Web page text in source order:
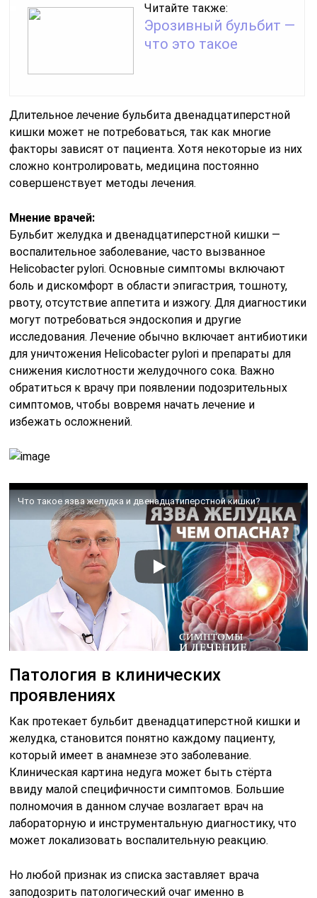
Читайте также:
Эрозивный бульбит —
что это такое
Длительное лечение бульбита двенадцатиперстной
кишки может не потребоваться, так как многие
факторы зависят от пациента. Хотя некоторые из них
сложно контролировать, медицина постоянно
совершенствует методы лечения.
Мнение врачей:
Бульбит желудка и двенадцатиперстной кишки —
воспалительное заболевание, часто вызванное
Helicobacter pylori. Основные симптомы включают
боль и дискомфорт в области эпигастрия, тошноту,
рвоту, отсутствие аппетита и изжогу. Для диагностики
могут потребоваться эндоскопия и другие
исследования. Лечение обычно включает антибиотики
для уничтожения Helicobacter pylori и препараты для
снижения кислотности желудочного сока. Важно
обратиться к врачу при появлении подозрительных
симптомов, чтобы вовремя начать лечение и
избежать осложнений.
Что такое язва желудка и двенадцатиперстной кишки?
Патология в клинических
проявлениях
Как протекает бульбит двенадцатиперстной кишки и
желудка, становится понятно каждому пациенту,
который имеет в анамнезе это заболевание.
Клиническая картина недуга может быть стёрта
ввиду малой специфичности симптомов. Большие
полномочия в данном случае возлагает врач на
лабораторную и инструментальную диагностику, что
может локализовать воспалительную реакцию.
Но любой признак из списка заставляет врача
заподозрить патологический очаг именно в